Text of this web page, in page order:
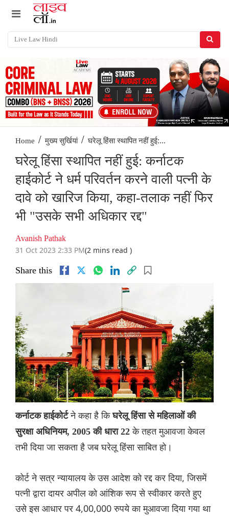
Home / मुख्य सुर्खियां / घरेलू हिंसा स्थापित नहीं हुई:...
घरेलू हिंसा स्थापित नहीं हुई: कर्नाटक
हाईकोर्ट ने धर्म परिवर्तन करने वाली पत्नी के
दावे को खारिज किया, कहा-तलाक नहीं फिर
भी "उसके सभी अधिकार रद्द"
Avanish Pathak
31 Oct 2023 2:33 PM(2 mins read )
Share this
कर्नाटक हाईकोर्टने कहा है किघरेलू हिंसा से महिलाओं की
सुरक्षा अधिनियम, 2005 की धारा 22के तहत मुआवजा केवल
तभी दिया जा सकता है जब घरेलू हिंसा साबित हो।
कोर्ट ने सत्र न्यायालय के उस आदेश को रद्द कर दिया, जिसमें
पत्नी द्वारा दायर अपील को आंशिक रूप से स्वीकार करते हुए
उसे इस आधार पर 4,00,000 रुपये का मुआवजा दिया गया था